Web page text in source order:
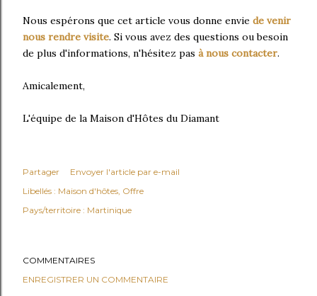
Nous espérons que cet article vous donne envie de venir
nous rendre visite. Si vous avez des questions ou besoin
de plus d'informations, n'hésitez pas à nous contacter.
Amicalement,
L'équipe de la Maison d'Hôtes du Diamant
Partager
Envoyer l'article par e-mail
Libellés : Maison d'hôtes Offre
Pays/territoire : Martinique
COMMENTAIRES
ENREGISTRER UN COMMENTAIRE